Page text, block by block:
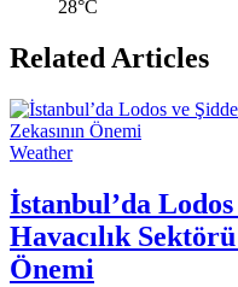
28°C
Related Articles
Weather
İstanbul’da
Havacılık
Önemi